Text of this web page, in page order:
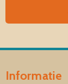
Informatie